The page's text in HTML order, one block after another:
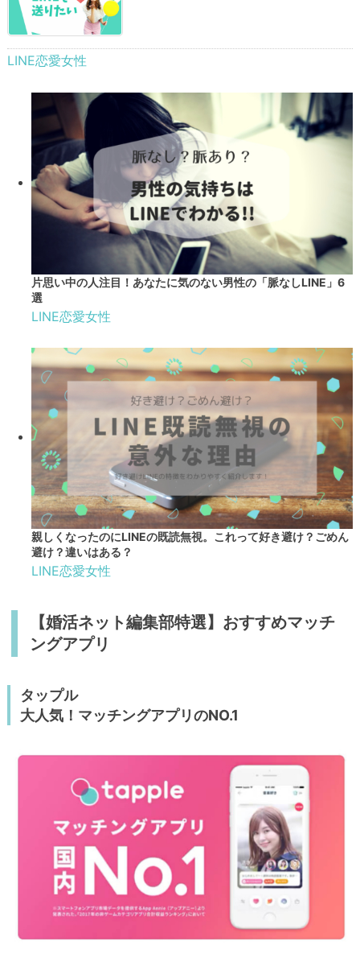
LINE恋愛女性
片思い中の人注目！あなたに気のない男性の「脈なしLINE」6
選
LINE恋愛女性
親しくなったのにLINEの既読無視。これって好き避け？ごめん
避け？違いはある？
LINE恋愛女性
【婚活ネット編集部特選】おすすめマッチ
ングアプリ
タップル
大人気！マッチングアプリのNO.1